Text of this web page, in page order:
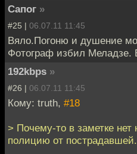
Сапог »
#25 | 06.07.11 11:45
Вяло.Погоню и душение
Фотограф избил Меладзе.
192kbps »
#26 | 06.07.11 11:45
Кому: truth, #18
> Почему-то в заметке нет
полицию от пострадавшей.